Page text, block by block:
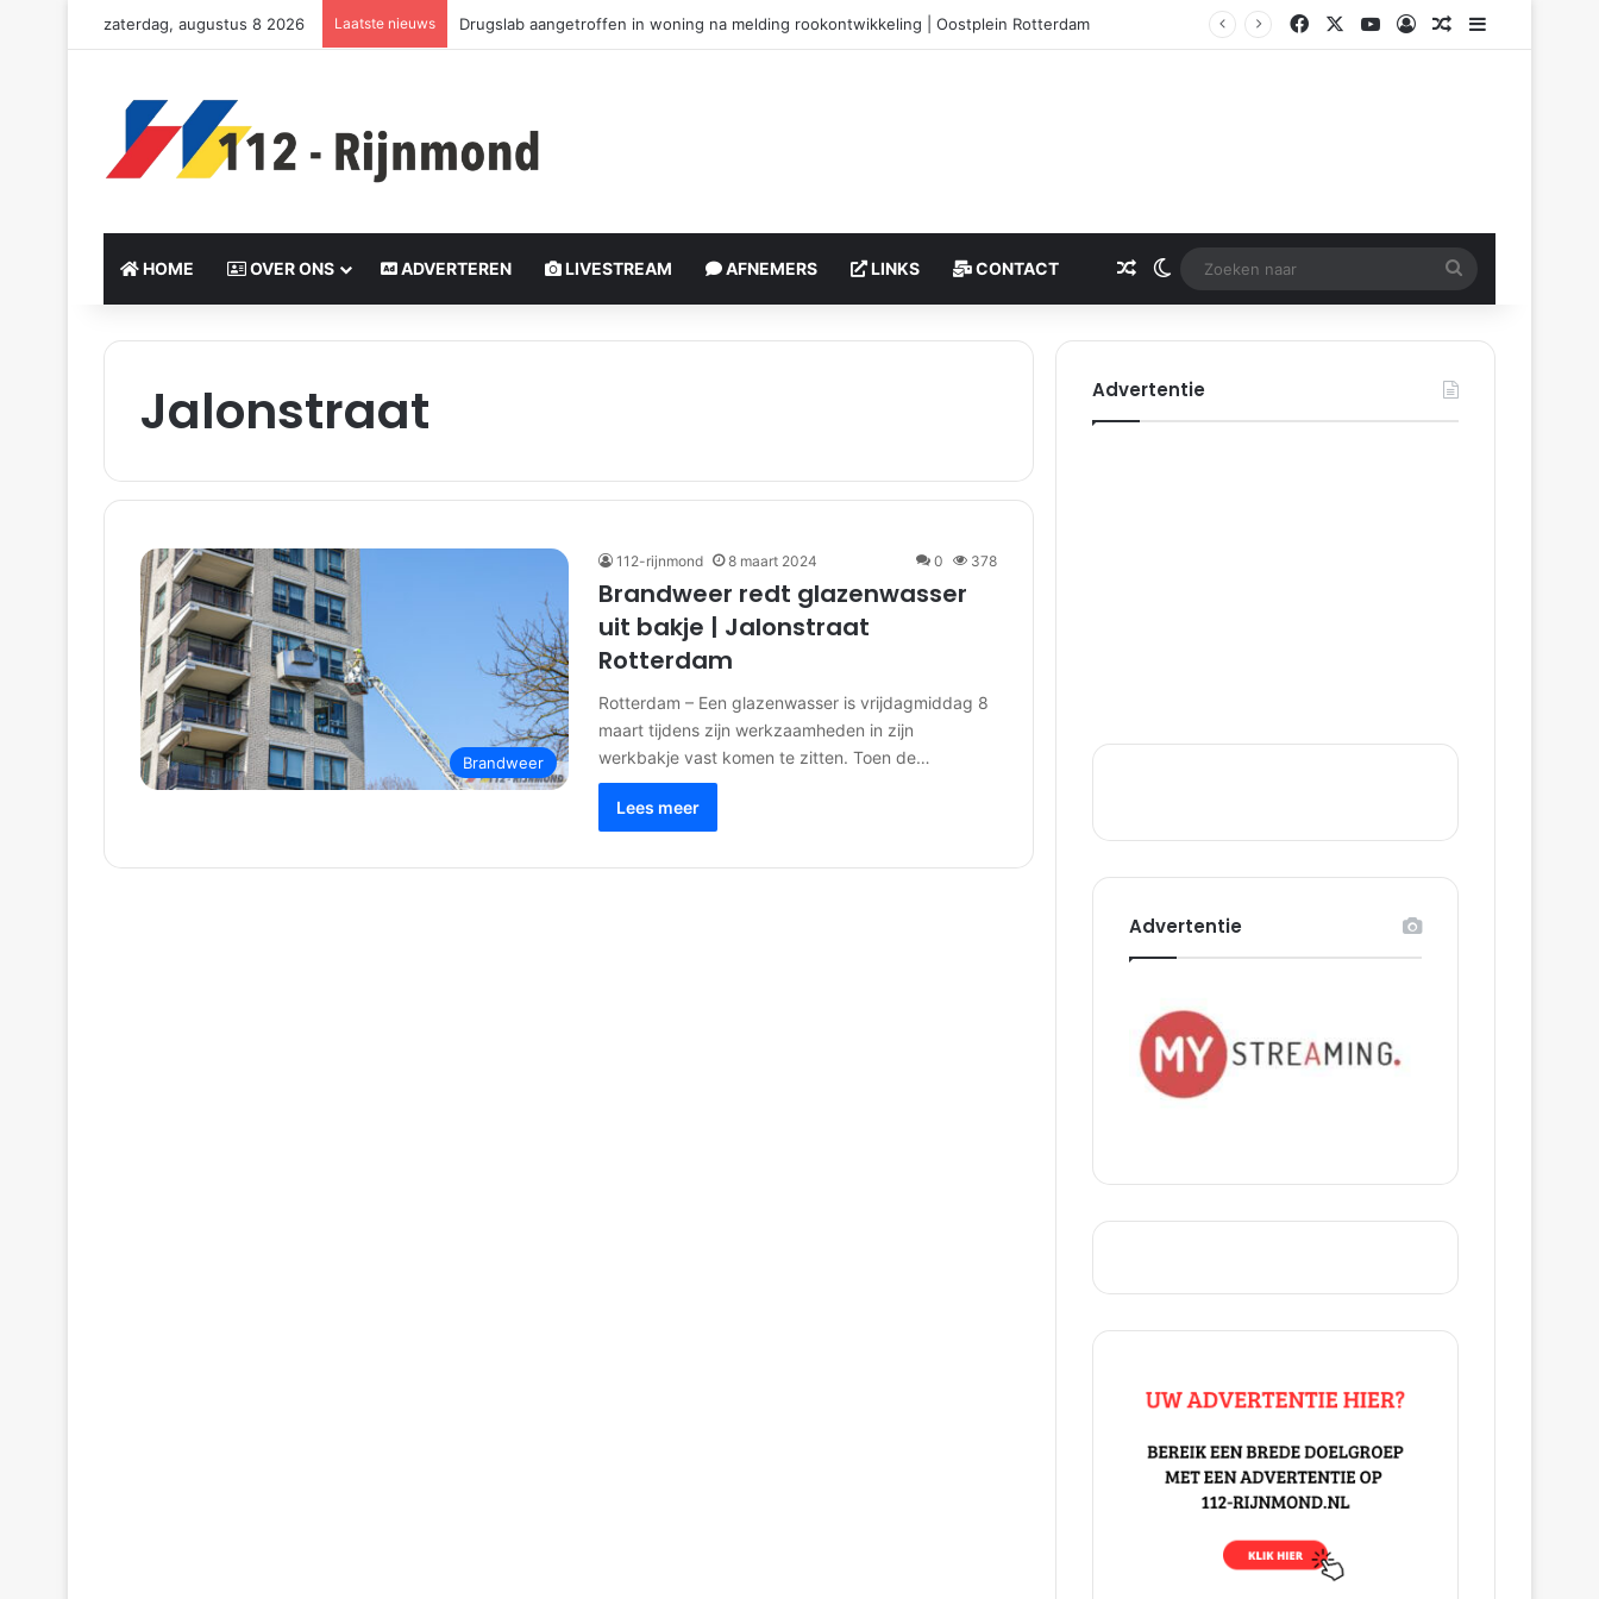
zaterdag, augustus 8 2026 Laatste nieuws Drugslab aangetroffen in woning na melding rookontwikkeling | Oostplein Rotterdam Facebook
X YouTubeLog InGerelateerd artikel
Sidebar
HOME OVER ONS ADVERTEREN LIVESTREAM AFNEMERS LINKS CONTACT Gerelateerd artikel
Switch skin
Zoeken
naar
Jalonstraat
Brandweer
112-rijnmond 8 maart 2024 0 378
Brandweer redt glazenwasser
uit bakje | Jalonstraat
Rotterdam
Rotterdam – Een glazenwasser is vrijdagmiddag 8
maart tijdens zijn werkzaamheden in zijn
werkbakje vast komen te zitten. Toen de…
Lees meer
Advertentie
Advertentie